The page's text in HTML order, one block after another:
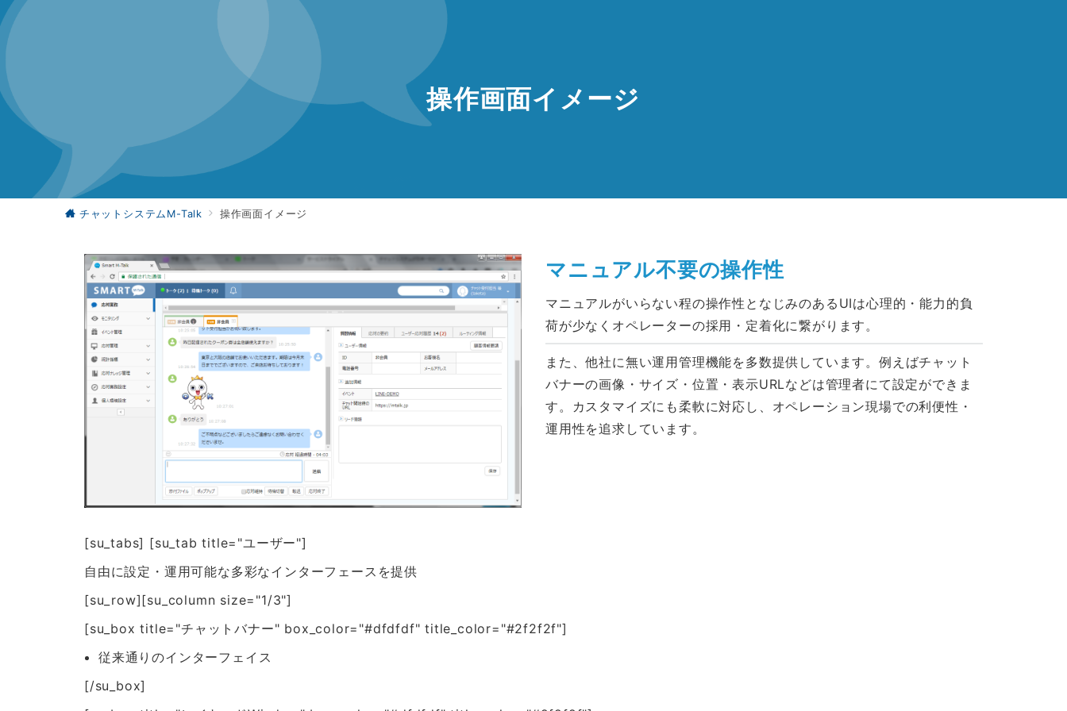
操作画面イメージ
チャットシステムM-Talk 操作画面イメージ
マニュアル不要の操作性
マニュアルがいらない程の操作性となじみのあるUIは心理的・能力的負
荷が少なくオペレーターの採用・定着化に繋がります。
また、他社に無い運用管理機能を多数提供しています。例えばチャット
バナーの画像・サイズ・位置・表示URLなどは管理者にて設定ができま
す。カスタマイズにも柔軟に対応し、オペレーション現場での利便性・
運用性を追求しています。
[su_tabs] [su_tab title="ユーザー"]
自由に設定・運用可能な多彩なインターフェースを提供
[su_row][su_column size="1/3"]
[su_box title="チャットバナー" box_color="#dfdfdf" title_color="#2f2f2f"]
従来通りのインターフェイス
[/su_box]